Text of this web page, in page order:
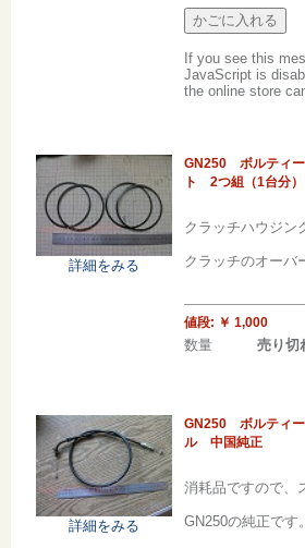
If you see this
JavaScript is
the online store
詳細をみる
GN250 ボルティ
ト 2つ組（1台分
クラッチハウジ
クラッチのオーバ
値段: ￥ 1,000
数量 売り切
詳細をみる
GN250 ボルティ
ル 中国純正
消耗品ですので、
GN250の純正です